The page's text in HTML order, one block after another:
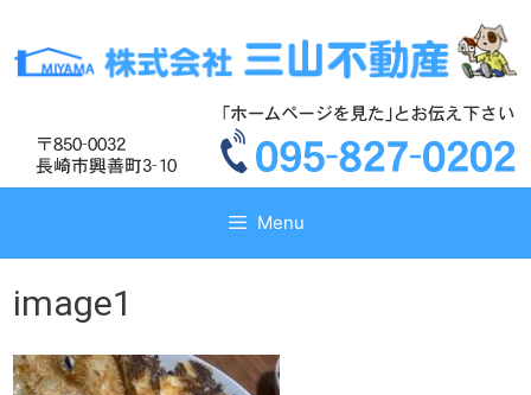
テ
ス
テ
ス
Menu
image1